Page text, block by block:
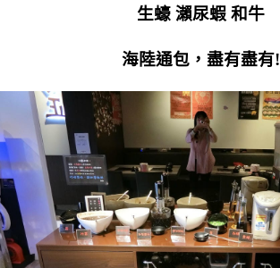
生蠔 瀨尿蝦 和牛
海陸通包，盡有盡有!